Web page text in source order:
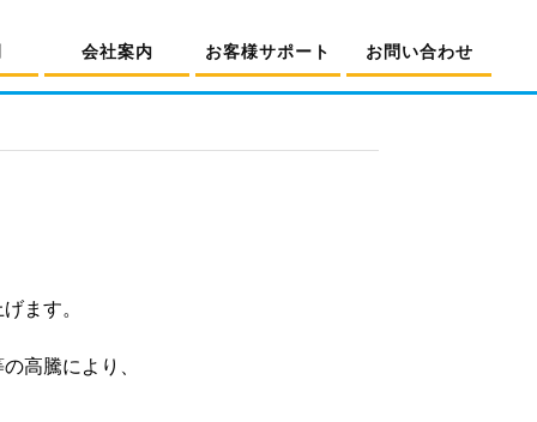
会社案内 お客様サポート お問い合わせ
ます。
高騰により、